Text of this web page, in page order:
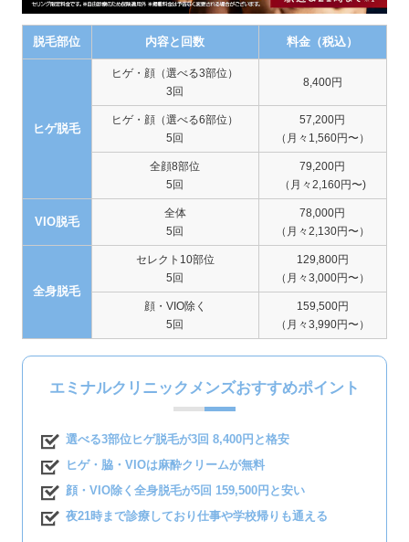
脱毛部位 内容と回数 料金（税込）
ヒゲ脱毛
ヒゲ・顔（選べる3部位）
3回
8,400円
ヒゲ・顔（選べる6部位）
5回
57,200円
（月々1,560円〜）
全顔8部位
5回
79,200円
（月々2,160円〜)
VIO脱毛
全体
5回
78,000円
（月々2,130円〜）
全身脱毛
セレクト10部位
5回
129,800円
（月々3,000円〜）
顔・VIO除く
5回
159,500円
（月々3,990円〜）
エミナルクリニックメンズおすすめポイント
選べる3部位ヒゲ脱毛が3回 8,400円と格安
ヒゲ・脇・VIOは麻酔クリームが無料
顔・VIO除く全身脱毛が5回 159,500円と安い
夜21時まで診療しており仕事や学校帰りも通える